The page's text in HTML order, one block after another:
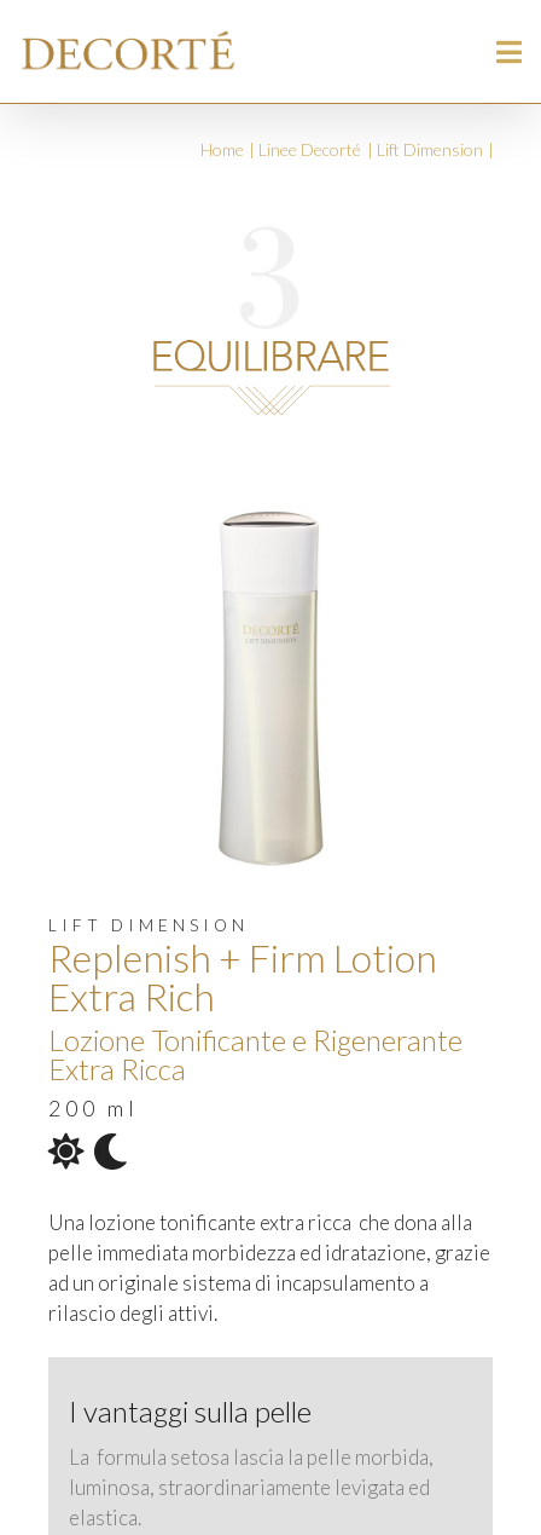
Home Linee Decorté Lift Dimension
LIFT DIMENSION
Replenish + Firm Lotion
Extra Rich
Lozione Tonificante e Rigenerante
Extra Ricca
200 ml
Una lozione tonificante extra ricca che dona alla
pelle immediata morbidezza ed idratazione, grazie
ad un originale sistema di incapsulamento a
rilascio degli attivi.
I vantaggi sulla pelle
La formula setosa lascia la pelle morbida,
luminosa, straordinariamente levigata ed
elastica.